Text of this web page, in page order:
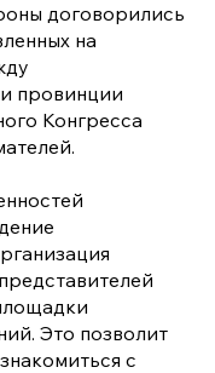
договорились
на
провинции
Конгресса
Это позволит
с